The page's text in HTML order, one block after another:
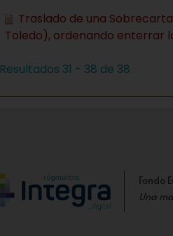
Traslado de una
Toledo), ordenando enterrar
Resultados 31 - 38 de 38
Fondo
Una